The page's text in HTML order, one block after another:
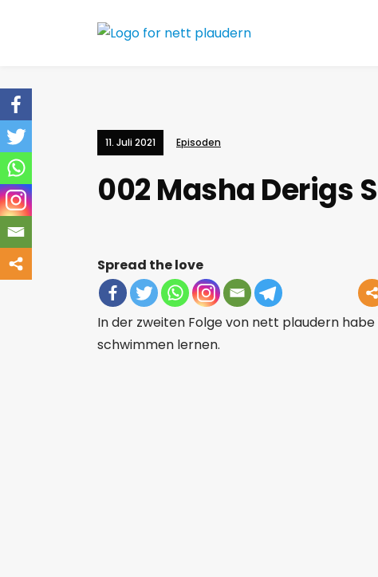
11. Juli 2021 Episoden
002 Masha Derigs
Spread the love
In der zweiten Folge von nett plaudern
schwimmen lernen.